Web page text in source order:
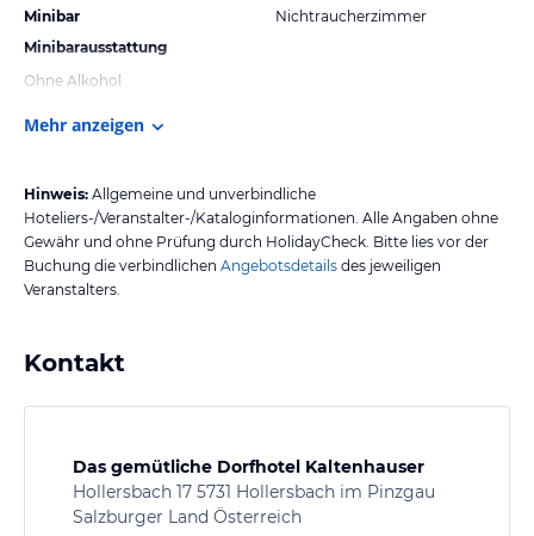
Minibar
Minibarausstattung
Ohne Alkohol
Nichtraucherzimmer
Mehr anzeigen
Hinweis: Allgemeine und unverbindliche
Hoteliers-/Veranstalter-/Kataloginformationen. Alle Angaben ohne
Gewähr und ohne Prüfung durch HolidayCheck. Bitte lies vor der
Buchung die verbindlichen Angebotsdetails des jeweiligen
Veranstalters.
Kontakt
Das gemütliche Dorfhotel Kaltenhauser
Hollersbach 17 5731 Hollersbach im Pinzgau
Salzburger Land Österreich